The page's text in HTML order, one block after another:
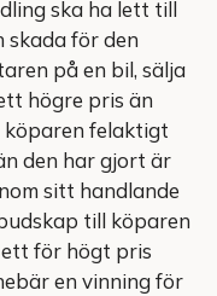
ska ha lett till
skada för den
på en bil, sälja
högre pris än
felaktigt
den har gjort är
sitt handlande
till köparen
för högt pris
en vinning för